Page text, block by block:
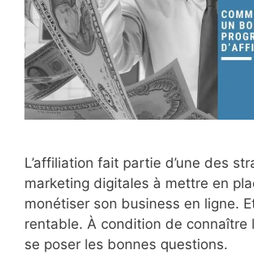
L’affiliation fait partie d’une des
marketing digitales à mettre en
monétiser son business en ligne.
rentable. À condition de connaître
se poser les bonnes questions.